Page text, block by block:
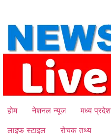
content
होम नेशनल न्यूज मध्य प्रदेश
लाइफ स्टाइल
रोचक तथ्य